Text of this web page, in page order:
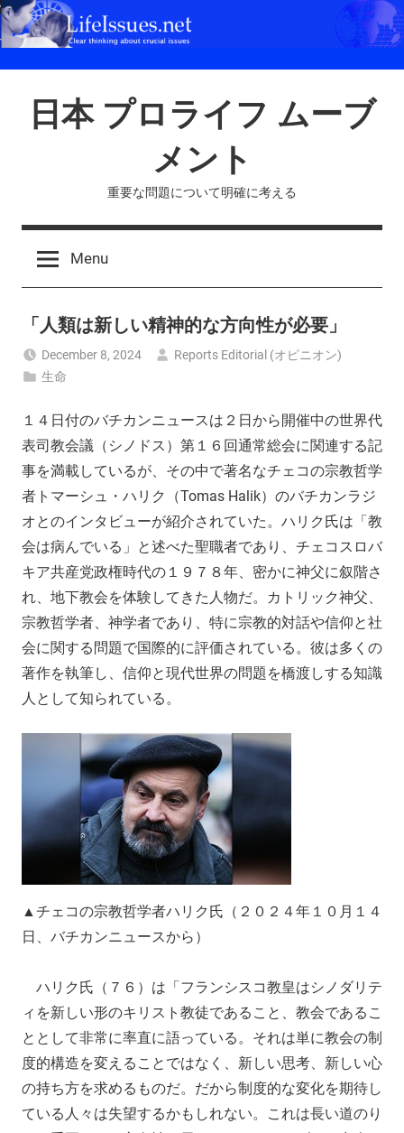
Skip
to
日本 プロライフ ムーブ
メント
重要な問題について明確に考える
Menu
「人類は新しい精神的な方向性が必要」
December 8, 2024
Reports Editorial (オピニオン)
生命
１４日付のバチカンニュースは２日から開催中の世界代
表司教会議（シノドス）第１６回通常総会に関連する記
事を満載しているが、その中で著名なチェコの宗教哲学
者トマーシュ・ハリク（Tomas Halik）のバチカンラジ
オとのインタビューが紹介されていた。ハリク氏は「教
会は病んでいる」と述べた聖職者であり、チェコスロバ
キア共産党政権時代の１９７８年、密かに神父に叙階さ
れ、地下教会を体験してきた人物だ。カトリック神父、
宗教哲学者、神学者であり、特に宗教的対話や信仰と社
会に関する問題で国際的に評価されている。彼は多くの
著作を執筆し、信仰と現代世界の問題を橋渡しする知識
人として知られている。
▲チェコの宗教哲学者ハリク氏（２０２４年１０月１４
日、バチカンニュースから）
ハリク氏（７６）は「フランシスコ教皇はシノダリテ
ィを新しい形のキリスト教徒であること、教会であるこ
ととして非常に率直に語っている。それは単に教会の制
度的構造を変えることではなく、新しい思考、新しい心
の持ち方を求めるものだ。だから制度的な変化を期待し
ている人々は失望するかもしれない。これは長い道のり